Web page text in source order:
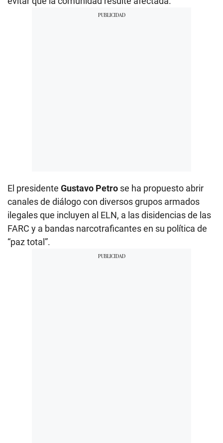
El presidente Gustavo Petro se ha propuesto abrir
canales de diálogo con diversos grupos armados
ilegales que incluyen al ELN, a las disidencias de las
FARC y a bandas narcotraficantes en su política de
“paz total”.